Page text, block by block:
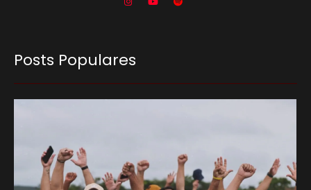
Posts Populares